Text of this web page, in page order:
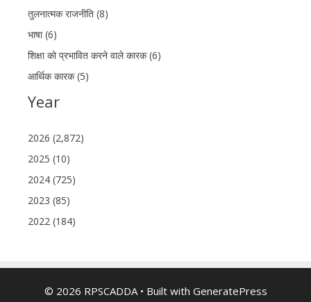
तुलनात्मक राजनीति (8)
भाषा (6)
शिक्षा को प्रभावित करने वाले कारक (6)
आर्थिक कारक (5)
Year
2026 (2,872)
2025 (10)
2024 (725)
2023 (85)
2022 (184)
© 2026 RPSCADDA• Built with GeneratePress